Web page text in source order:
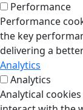
Performance
Performance
the key
delivering a
Analytics
Analytics
Analytical